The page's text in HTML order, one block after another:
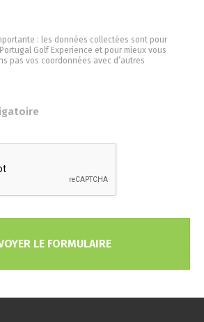
: les données collectées sont pour
Golf Experience et pour mieux vous
pas vos coordonnées avec d’autres
LE FORMULAIRE